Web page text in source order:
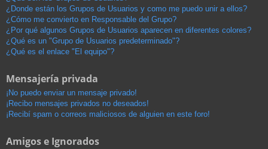
¿Donde están los Grupos de Usuarios y como me puedo unir a ellos?
¿Cómo me convierto en Responsable del Grupo?
¿Por qué algunos Grupos de Usuarios aparecen en diferentes colores?
¿Qué es un "Grupo de Usuarios predeterminado"?
¿Qué es el enlace "El equipo"?
Mensajería privada
¡No puedo enviar un mensaje privado!
¡Recibo mensajes privados no deseados!
¡Recibí spam o correos maliciosos de alguien en este foro!
Amigos e Ignorados